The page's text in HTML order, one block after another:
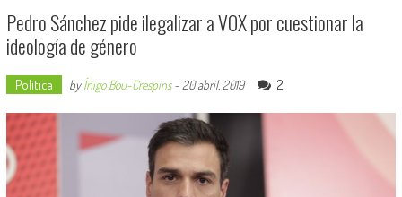
Pedro Sánchez pide ilegalizar a VOX por cuestionar la
ideología de género
Política byÍñigo Bou-Crespins- 20 abril, 2019 2